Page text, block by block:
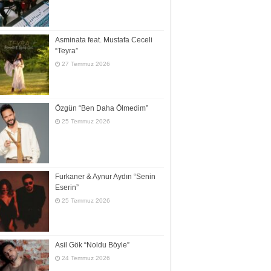
Asminata feat. Mustafa Ceceli
“Teyra”
27 Temmuz 2026
Özgün “Ben Daha Ölmedim”
25 Temmuz 2026
Furkaner & Aynur Aydın “Senin
Eserin”
25 Temmuz 2026
Asil Gök “Noldu Böyle”
24 Temmuz 2026